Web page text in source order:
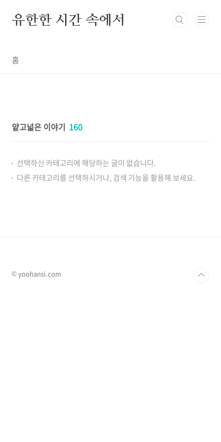
유한한 시간 속에서
홈
얕고넓은 이야기 160
선택하신 카테고리에 해당하는 글이 없습니다.
다른 카테고리를 선택하시거나, 검색 기능을 활용해 보세요.
© yoohansi.com